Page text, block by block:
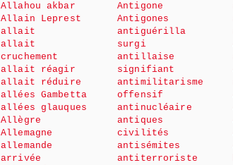
Allahou akbar
Allain Leprest
allait
allait
cruchement
allait réagir
allait réduire
allées Gambetta
allées glauques
Allègre
Allemagne
allemande
arrivée
Antigone
Antigones
antiguérilla
surgi
antillaise
signifiant
antimilitarisme
offensif
antinucléaire
antiques
civilités
antisémites
antiterroriste